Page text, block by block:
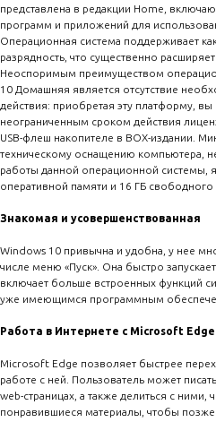
представлена в редакции Home,
программ и приложений для
Операционная система поддерживает
разрядность, что существенно
Неоспоримым преимуществом
10 Домашняя является отсутствие
действия: приобретая эту платформу,
неограниченным сроком действия
USB-флеш накопителе в BOX-издании.
техническому оснащению компьютера,
работы данной операционной системы,
оперативной памяти и 16 ГБ свободного
Знакомая и усовершенствованная
Windows 10 привычна и удобна, у нее
числе меню «Пуск». Она быстро
включает больше встроенных функций
уже имеющимся программным
Работа в Интернете с Microsoft Edge
Microsoft Edge позволяет быстрее
работе с ней. Пользователь может
web-страницах, а также делиться с ними,
понравившиеся материалы, чтобы позже